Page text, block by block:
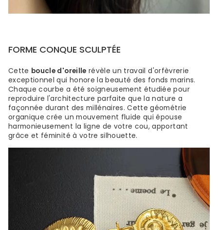
FORME CONQUE SCULPTÉE
Cette boucle d'oreille révèle un travail d'orfèvrerie
exceptionnel qui honore la beauté des fonds marins.
Chaque courbe a été soigneusement étudiée pour
reproduire l'architecture parfaite que la nature a
façonnée durant des millénaires. Cette géométrie
organique crée un mouvement fluide qui épouse
harmonieusement la ligne de votre cou, apportant
grâce et féminité à votre silhouette.